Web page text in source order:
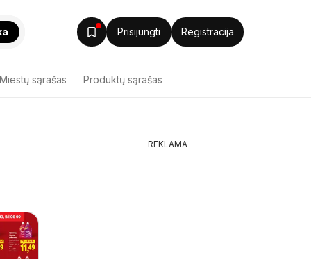
Prisijungti Registracija
Miestų sąrašas Produktų sąrašas
REKLAMA